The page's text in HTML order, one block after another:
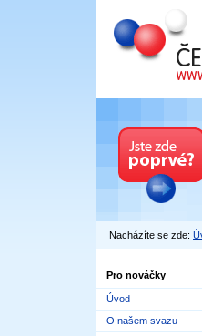
Český
Nacházíte se zde:
Pro nováčky
Úvod
O našem svazu